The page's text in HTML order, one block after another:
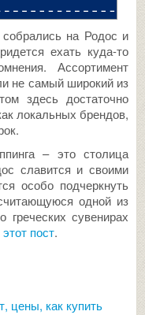
на Родос и
ехать куда-то
Ассортимент
не самый широкий из
здесь достаточно
локальных брендов,
– это столица
славится и своими
особо подчеркнуть
одной из
сувенирах
этот пост.
цены, как купить